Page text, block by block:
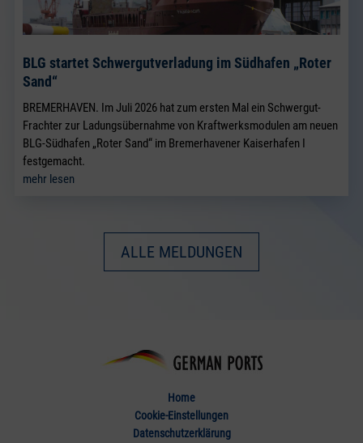
BLG startet Schwergutverladung im Südhafen „Roter
Sand“
BREMERHAVEN. Im Juli 2026 hat zum ersten Mal ein Schwergut-
Frachter zur Ladungsübernahme von Kraftwerksmodulen am neuen
BLG-Südhafen „Roter Sand“ im Bremerhavener Kaiserhafen I
festgemacht.
mehr lesen
ALLE MELDUNGEN
Home
Cookie-Einstellungen
Datenschutzerklärung